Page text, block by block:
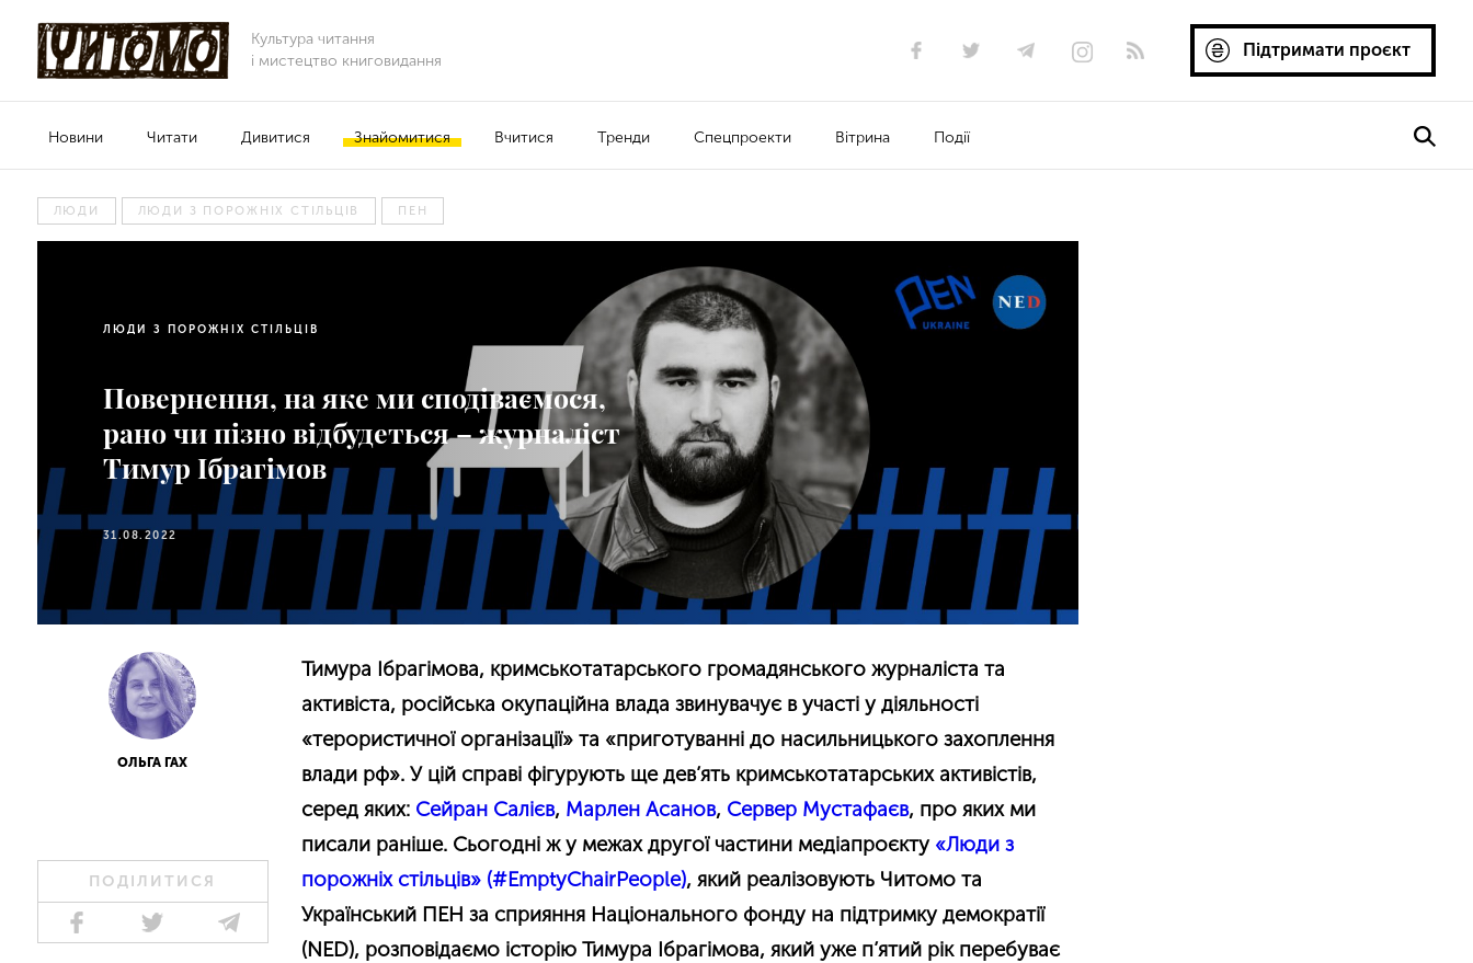
Культура читання
і мистецтво книговидання
Підтримати проєкт
Новини Читати Дивитися Знайомитися Вчитися Тренди Спецпроекти Вітрина Події
ЛЮДИ ЛЮДИ З ПОРОЖНІХ СТІЛЬЦІВ ПЕН
ЛЮДИ З ПОРОЖНІХ СТІЛЬЦІВ
Повернення, на яке ми сподіваємося,
рано чи пізно відбудеться – журналіст
Тимур Ібрагімов
31.08.2022
ОЛЬГА ГАХ
ПОДІЛИТИСЯ
Тимура Ібрагімова, кримськотатарського громадянського журналіста та
активіста, російська окупаційна влада звинувачує в участі у діяльності
«терористичної організації» та «приготуванні до насильницького захоплення
влади рф». У цій справі фігурують ще дев’ять кримськотатарських активістів,
серед яких: Сейран Салієв, Марлен Асанов, Сервер Мустафаєв, про яких ми
писали раніше. Сьогодні ж у межах другої частини медіапроєкту «Люди з
порожніх стільців» (#EmptyChairPeople), який реалізовують Читомо та
Український ПЕН за сприяння Національного фонду на підтримку демократії
(NED), розповідаємо історію Тимура Ібрагімова, який уже п’ятий рік перебуває